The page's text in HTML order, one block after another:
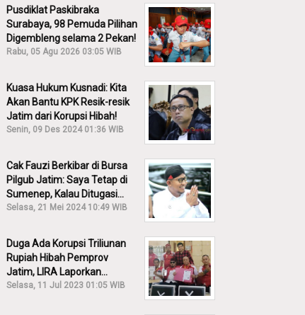
Pusdiklat Paskibraka
Surabaya, 98 Pemuda Pilihan
Digembleng selama 2 Pekan!
Rabu, 05 Agu 2026 03:05 WIB
Kuasa Hukum Kusnadi: Kita
Akan Bantu KPK Resik-resik
Jatim dari Korupsi Hibah!
Senin, 09 Des 2024 01:36 WIB
Cak Fauzi Berkibar di Bursa
Pilgub Jatim: Saya Tetap di
Sumenep, Kalau Ditugasi
Partai Lain Cerita!
Selasa, 21 Mei 2024 10:49 WIB
Duga Ada Korupsi Triliunan
Rupiah Hibah Pemprov
Jatim, LIRA Laporkan
Khofifah ke KPK: Dia Harus
Selasa, 11 Jul 2023 01:05 WIB